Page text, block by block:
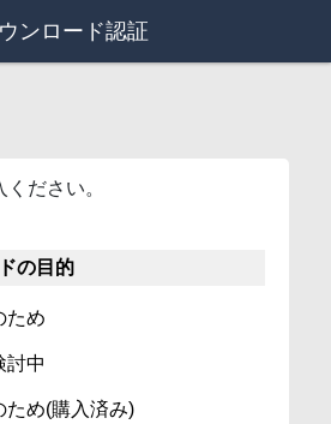
ンロード認証
ださい。
の目的
ため
討中
ため(購入済み)